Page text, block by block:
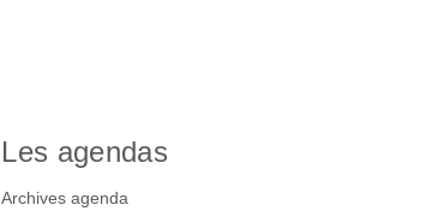
Les agendas
Archives agenda